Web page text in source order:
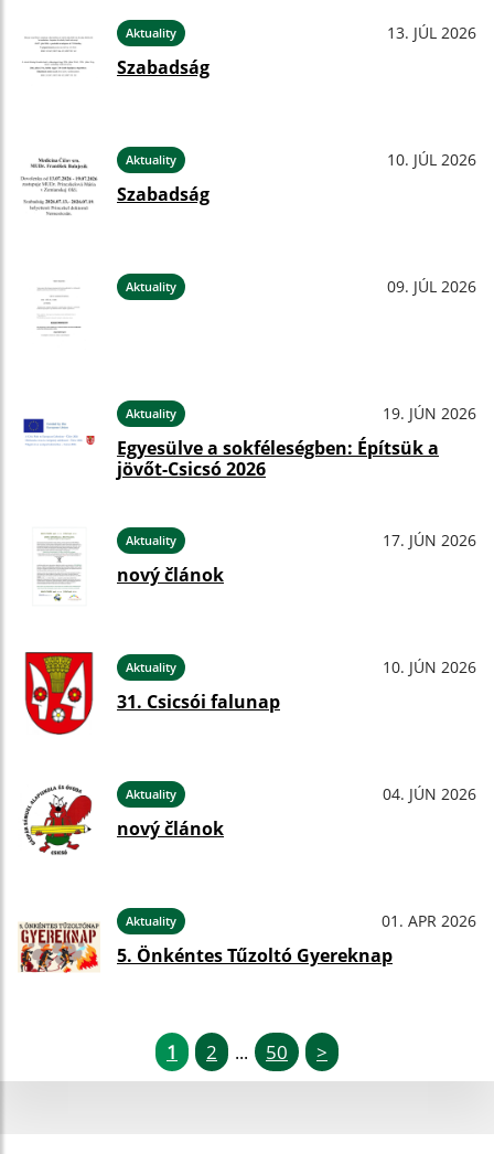
Aktuality 13. JÚL 2026
Szabadság
Aktuality 10. JÚL 2026
Szabadság
Aktuality 09. JÚL 2026
Aktuality 19. JÚN 2026
Egyesülve a sokféleségben: Építsük a
jövőt-Csicsó 2026
Aktuality 17. JÚN 2026
nový článok
Aktuality 10. JÚN 2026
31. Csicsói falunap
Aktuality 04. JÚN 2026
nový článok
Aktuality 01. APR 2026
5. Önkéntes Tűzoltó Gyereknap
1 2 ... 50 >